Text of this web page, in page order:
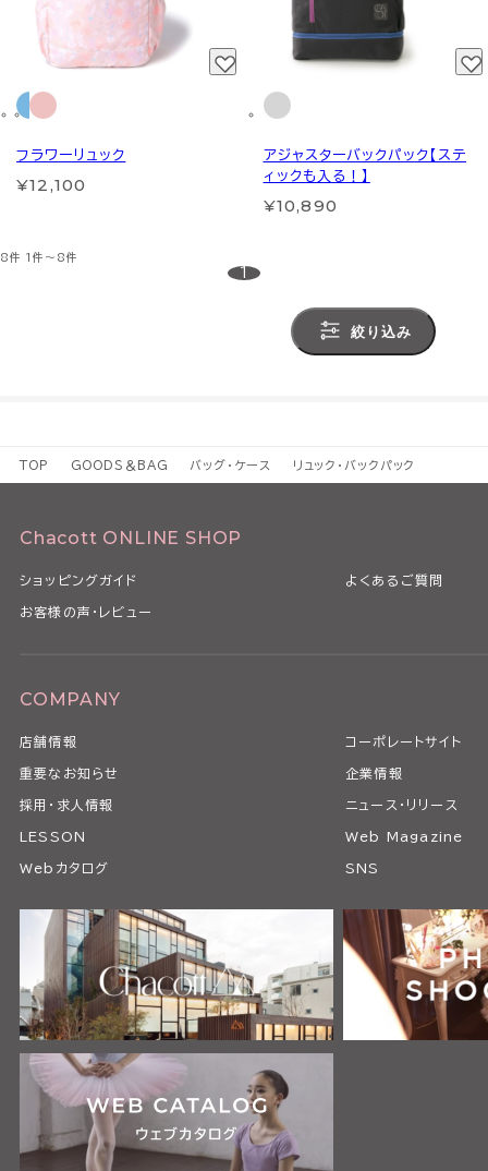
フラワーリュック
¥12,100
アジャスターバックパック【ステ
ィックも入る！】
¥10,890
8件 1件～8件
1
絞り込み
TOP GOODS＆BAG バッグ・ケース リュック・バックパック
Chacott ONLINE SHOP
ショッピングガイド よくあるご質問
お客様の声・レビュー
COMPANY
店舗情報 コーポレートサイト
重要なお知らせ 企業情報
採用・求人情報 ニュース・リリース
LESSON Web Magazine
Webカタログ SNS